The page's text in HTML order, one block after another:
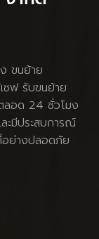
ขนย้าย
ซฟ รับขนย้าย
ตลอด 24 ชั่วโมง
ะมีประสบการณ์
ย่างปลอดภัย